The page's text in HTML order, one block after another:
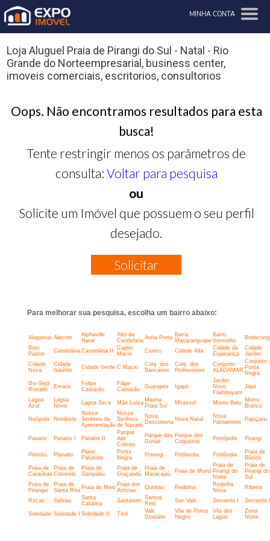
MINHA CONTA
Loja Aluguel Praia de Pirangi do Sul - Natal - Rio
Grande do Norteempresarial, business center,
imoveis comerciais, escritorios, consultorios
Oops. Não encontramos resultados para esta
busca!
Tente restringir menos os parâmetros de
consulta: Voltar para pesquisa
ou
Solicite um Imóvel que possuem o seu perfil
desejado.
Solicitar
Para melhorar sua pesquisa, escolha um bairro abaixo:
Alagamar Alecrim
Alphaville
Natal
Alto da
Candelaria Areia Preta Barra
Maxaranguape
Barro
Vermelho
Bom
Pastor
Candelária Candelária II
Capim
Macio
Centro Cidade Alta
Cidade da
Esperança
Cidade
Jardim
Cidade
Nova
Cidade
Satélite
Cidade Verde C Macio
Conj. dos
Bancários
Conj. dos
Professores
Conjunto
ALAGAMAR
Conjunto
Ponta
Negra
Dix-Sept
Rosado
Emaús
Felipe
Camarão
Filipe
Camarão
Guarapés Igapó
Jardim
Novo
Flamboyant
Jiqui
Lagoa
Azul
Lagoa
Nova
Lagoa Seca Mãe Luíza Marina
Praia Sul
Mirassol Monte Belo
Morro
Branco
Neópolis Nordeste
Nossa
Senhora da
Apresentação
Nossa
Senhora
de Nazaré
Nova
Descoberta Nova Natal
Nova
Parnamirim
Pajuçara
Panatis Panatis I Panatis II
Parque
das
Colinas
Parque das
Dunas
Parque dos
Coqueiros
Petrópolis Pirangi
Pitimbú Planalto
Plano
Palumbo
Ponta
Negra
Potengi Potilandia Potilândia
Praia de
Búzios
Praia de
Caraúbas
Praia de
Cotovelo
Praia de
Ganipabu
Praia de
Graçandú
Praia de
Maracajaú
Praia de Muriú
Praia de
Pirangi do
Norte
Praia de
Pirangi do
Sul
Praia de
Pitangui
Praia de
Santa Rita Praia do Meio Praia dos
Artistas
Quintas Redinha
Redinha
Nova
Ribeira
Rocas Salinas
Santa
Catarina
Santarem
Santos
Reis
San Vale Serrambi I Serrambi
Soledade Soledade I Soledade II Tirol
Vale
Dourado
Vila de Ponta
Negra
Vila dos
Lagos
Zona
Norte